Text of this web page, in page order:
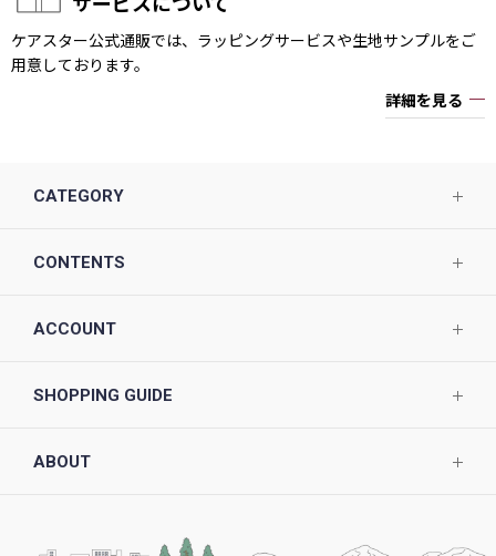
ケアスター公式通販では、ラッピングサービスや生地サンプルをご
用意しております。
詳細を見る
CATEGORY
CONTENTS
ACCOUNT
SHOPPING GUIDE
ABOUT